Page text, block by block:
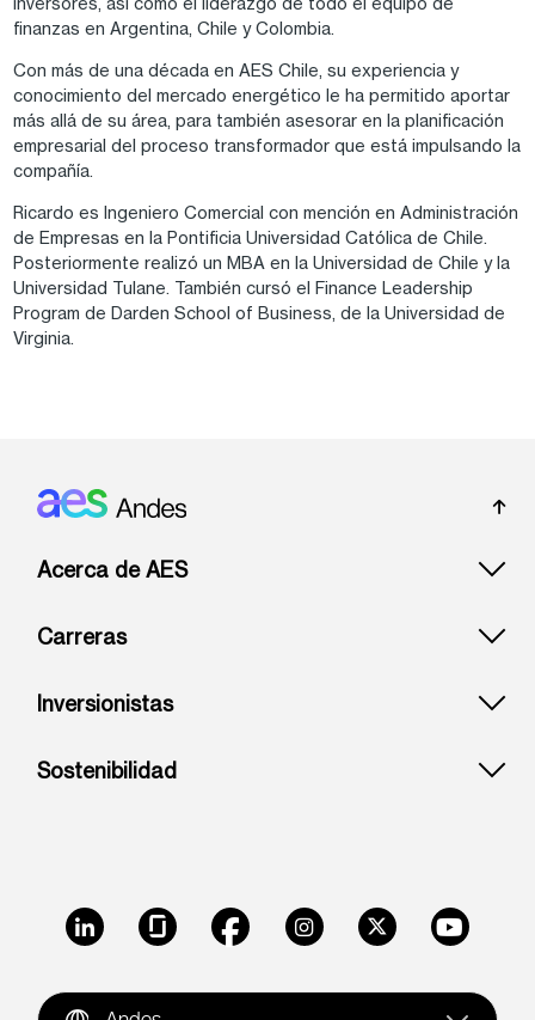
finanzas en Argentina, Chile y Colombia.
Con más de una década en AES Chile, su experiencia y
conocimiento del mercado energético le ha permitido aportar
más allá de su área, para también asesorar en la planificación
empresarial del proceso transformador que está impulsando la
compañía.
Ricardo es Ingeniero Comercial con mención en Administración
de Empresas en la Pontificia Universidad Católica de Chile.
Posteriormente realizó un MBA en la Universidad de Chile y la
Universidad Tulane. También cursó el Finance Leadership
Program de Darden School of Business, de la Universidad de
Virginia.
Footer: Andes
Acerca de AES
Carreras
Inversionistas
Sostenibilidad
LinkedIn GlassdoorFacebookInstagramX Youtube